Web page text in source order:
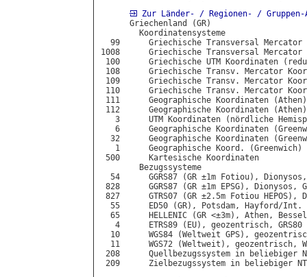
Zur Länder- / Regionen- / Gruppen-
      Griechenland (GR)
        Koordinatensysteme
99      Griechische Transversal Mercator
1008      Griechische Transversal Mercator
100      Griechische UTM Koordinaten
108      Griechische Transv. Mercator
109      Griechische Transv. Mercator
110      Griechische Transv. Mercator
111      Geographische Koordinaten
112      Geographische Koordinaten
3      UTM Koordinaten (nördliche
6      Geographische Koordinaten
32      Geographische Koordinaten
1      Geographische Koord. (Greenwich)
500      Kartesische Koordinaten
        Bezugssysteme
54      GGRS87 (GR ±1m Fotiou),
828      GGRS87 (GR ±1m EPSG), Dionysos,
827      GTRS07 (GR ±2.5m Fotiou HEPOS),
  55      ED50 (GR), Potsdam, Hayford/Int.
  65      HELLENIC (GR <±3m), Athen, Bessel
   4      ETRS89 (EU), geozentrisch, GRS80
10      WGS84 (Weltweit GPS),
11      WGS72 (Weltweit), geozentrisch,
208      Quellbezugssystem in beliebiger
209      Zielbezugssystem in beliebiger